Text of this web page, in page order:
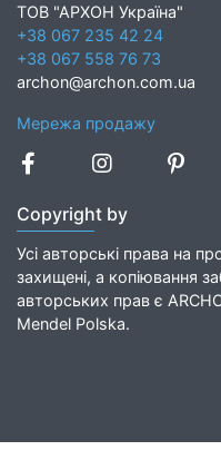
ТОВ "АРХОН Україна"
+38 067 235 42 24
+38 067 558 76 73
archon@archon.com.ua
Мережа продажу
Copyright by
Усі авторські права на
захищені, а копіювання
авторських прав є
Mendel Polska.